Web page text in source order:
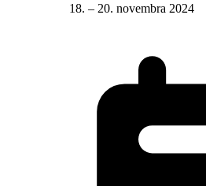
18. – 20. novembra 2024